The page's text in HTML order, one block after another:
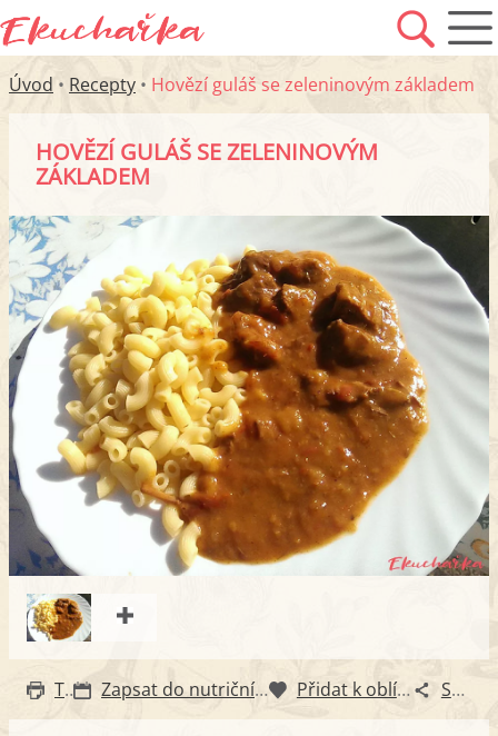
Úvod • Recepty • Hovězí guláš se zeleninovým základem
HOVĚZÍ GULÁŠ SE ZELENINOVÝM
ZÁKLADEM
Tisk Zapsat do nutričního diáře Přidat k oblíbeným Sdílet